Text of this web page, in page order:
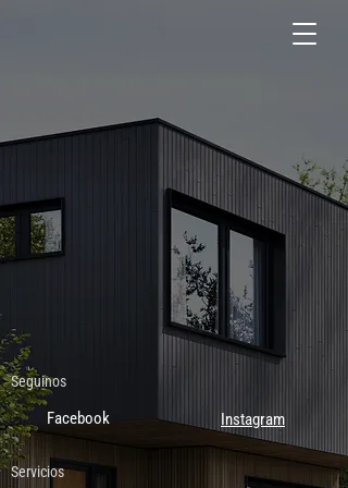
Seguinos
Facebook Instagram
Servicios